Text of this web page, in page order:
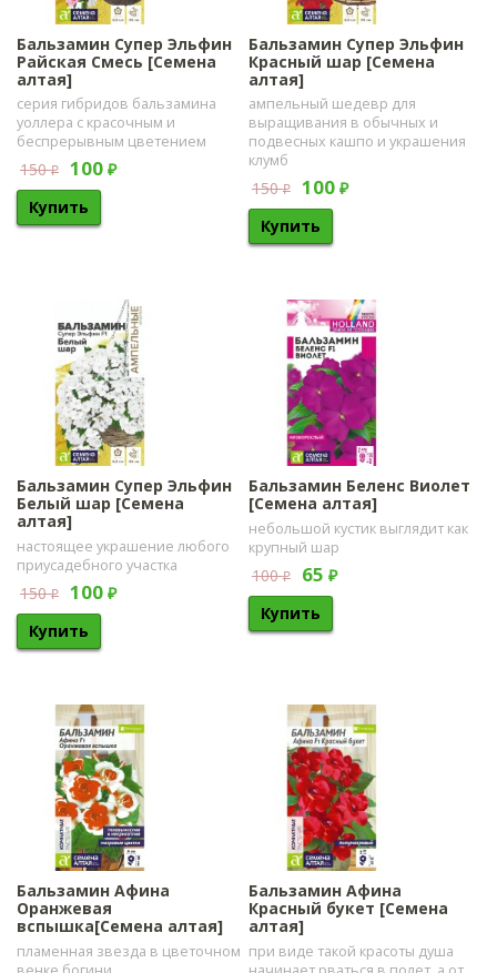
Бальзамин Супер Эльфин
Райская Смесь [Семена
алтая]
серия гибридов бальзамина
уоллера с красочным и
беспрерывным цветением
150₽ 100 ₽
Бальзамин Супер Эльфин
Красный шар [Семена
алтая]
ампельный шедевр для
выращивания в обычных и
подвесных кашпо и украшения
клумб
150₽ 100 ₽
Бальзамин Супер Эльфин
Белый шар [Семена
алтая]
настоящее украшение любого
приусадебного участка
150₽ 100 ₽
Бальзамин Беленс Виолет
[Семена алтая]
небольшой кустик выглядит как
крупный шар
100₽ 65 ₽
Бальзамин Афина
Оранжевая
вспышка[Семена алтая]
пламенная звезда в цветочном
Бальзамин Афина
Красный букет [Семена
алтая]
при виде такой красоты душа